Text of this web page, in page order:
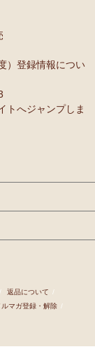
）登録情報につい
トへジャンプしま
/ 返品について /
ルマガ登録・解除 /